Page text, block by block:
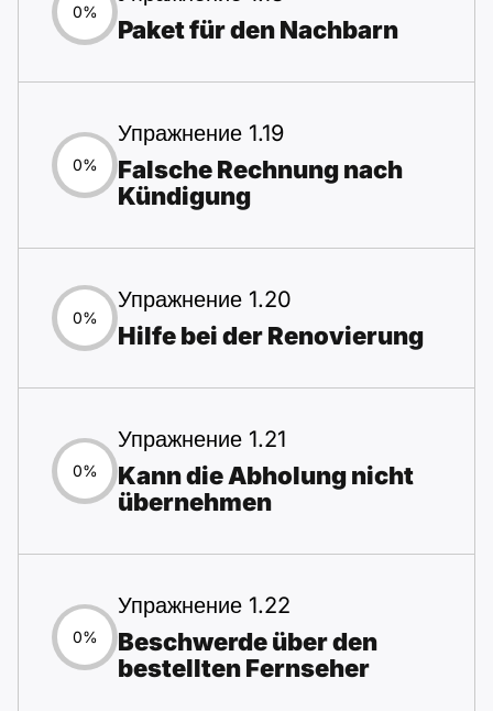
0%
Paket für den Nachbarn
0%
Упражнение 1.19
Falsche Rechnung nach
Kündigung
0%
Упражнение 1.20
Hilfe bei der Renovierung
0%
Упражнение 1.21
Kann die Abholung nicht
übernehmen
0%
Упражнение 1.22
Beschwerde über den
bestellten Fernseher